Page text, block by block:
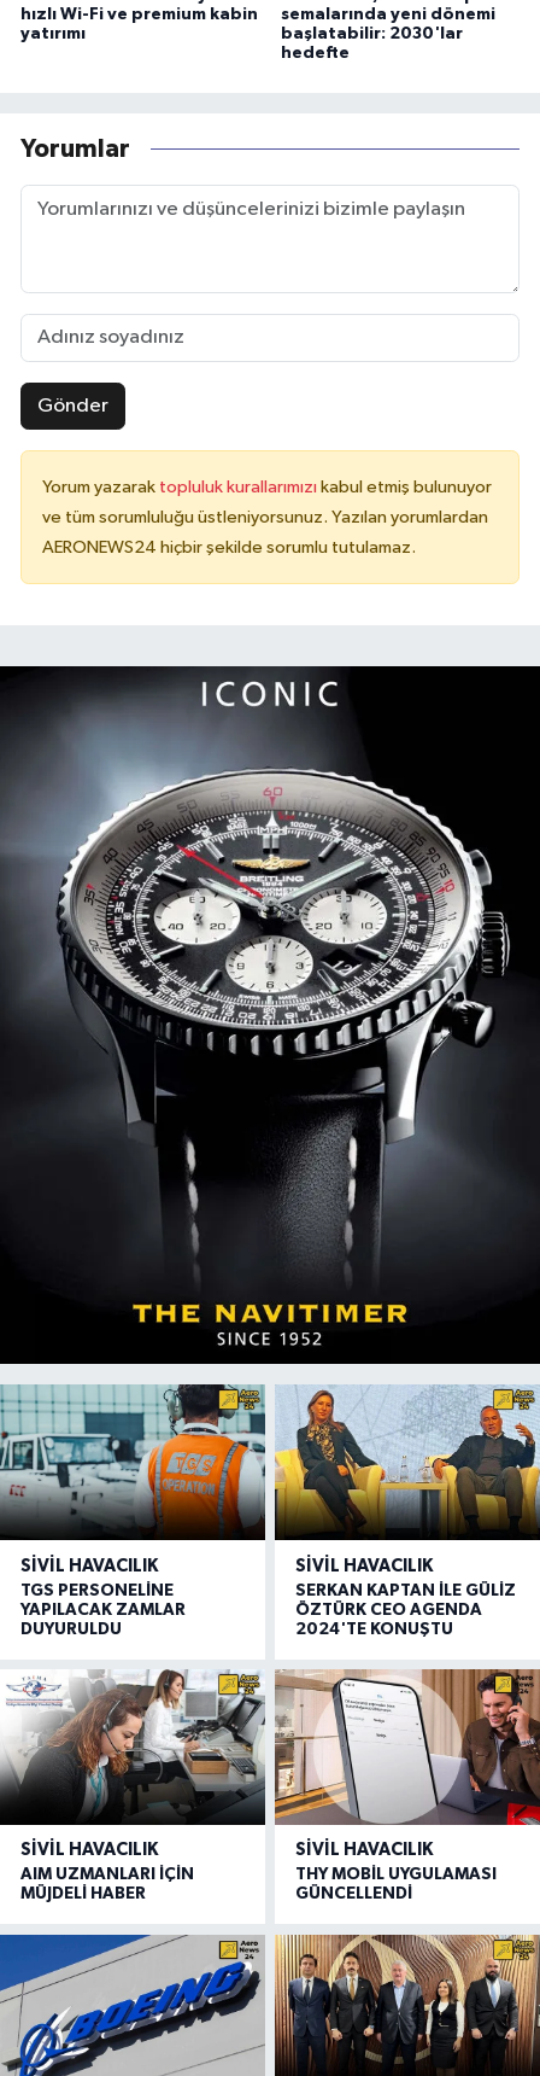
hızlı Wi-Fi ve premium kabin
yatırımı
semalarında yeni dönemi
başlatabilir: 2030'lar
hedefte
Yorumlar
Gönder
Yorum yazarak topluluk kurallarımızı kabul etmiş bulunuyor
ve tüm sorumluluğu üstleniyorsunuz. Yazılan yorumlardan
AERONEWS24 hiçbir şekilde sorumlu tutulamaz.
SIVIL HAVACILIK
TGS PERSONELİNE
YAPILACAK ZAMLAR
DUYURULDU
SIVIL HAVACILIK
SERKAN KAPTAN İLE GÜLİZ
ÖZTÜRK CEO AGENDA
2024'TE KONUŞTU
SIVIL HAVACILIK
AIM UZMANLARI İÇİN
MÜJDELİ HABER
SIVIL HAVACILIK
THY MOBİL UYGULAMASI
GÜNCELLENDİ